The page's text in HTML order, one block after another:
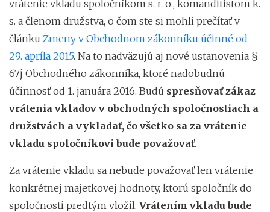
vrátenie vkladu spoločníkom s. r. o., komanditistom k.
s. a členom družstva, o čom ste si mohli prečítať v
článku Zmeny v Obchodnom zákonníku účinné od
29. apríla 2015. Na to nadväzujú aj nové ustanovenia §
67j Obchodného zákonníka, ktoré nadobudnú
účinnosť od 1. januára 2016. Budú spresňovať zákaz
vrátenia vkladov v obchodných spoločnostiach a
družstvách a vykladať, čo všetko sa za vrátenie
vkladu spoločníkovi bude považovať.
Za vrátenie vkladu sa nebude považovať len vrátenie
konkrétnej majetkovej hodnoty, ktorú spoločník do
spoločnosti predtým vložil. Vrátením vkladu bude